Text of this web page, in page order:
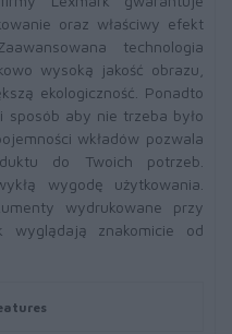
oraz właściwy efekt
technologia
wysoką jakość obrazu,
ekologiczność. Ponadto
sposób aby nie trzeba było
wkładów pozwala
do Twoich potrzeb.
wygodę użytkowania.
wydrukowane przy
wyglądają znakomicie od